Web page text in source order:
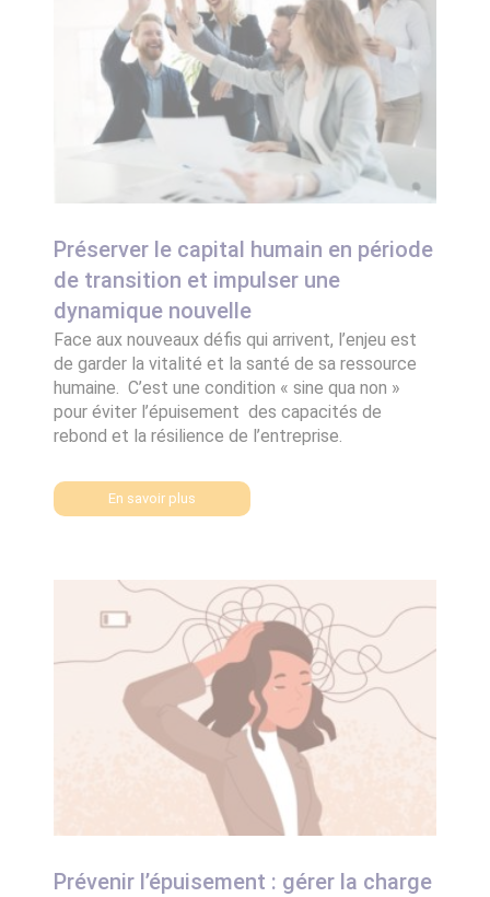
Préserver le capital humain en période
de transition et impulser une
dynamique nouvelle
Face aux nouveaux défis qui arrivent, l’enjeu est
de garder la vitalité et la santé de sa ressource
humaine. C’est une condition « sine qua non »
pour éviter l’épuisement des capacités de
rebond et la résilience de l’entreprise.
En savoir plus
Prévenir l’épuisement : gérer la charge